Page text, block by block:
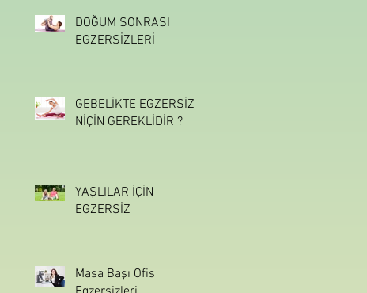
DOĞUM SONRASI
EGZERSİZLERİ
GEBELİKTE EGZERSİZ
NİÇİN GEREKLİDİR ?
YAŞLILAR İÇİN
EGZERSİZ
Masa Başı Ofis